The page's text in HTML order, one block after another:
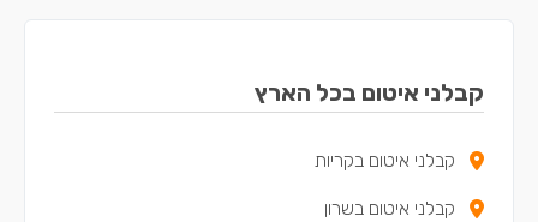
קבלני איטום בכל הארץ
קבלני איטום בקריות
קבלני איטום בשרון